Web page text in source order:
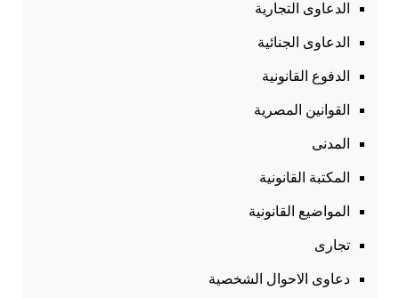
الدعاوى التجارية
الدعاوى الجنائية
الدفوع القانونية
القوانين المصرية
المدنى
المكتبة القانونية
المواضيع القانونية
تجارى
دعاوى الاحوال الشخصية